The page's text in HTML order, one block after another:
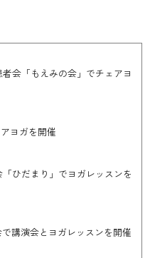
会「もえみの会」でチェアヨ
ヨガを開催
ひだまり」でヨガレッスンを
講演会とヨガレッスンを開催